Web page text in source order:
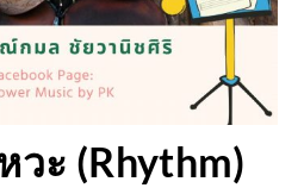
วะ (Rhythm)